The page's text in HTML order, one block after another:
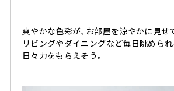
爽やかな色彩が、お部屋を涼やかに見せ
リビングやダイニングなど毎日眺められ
日々力をもらえそう。